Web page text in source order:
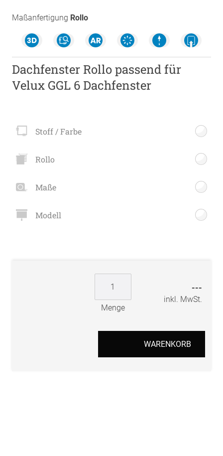
Maßanfertigung Rollo
Dachfenster Rollo passend für
Velux GGL 6 Dachfenster
Stoff / Farbe
Rollo
Maße
Modell
Menge
---
inkl. MwSt.
WARENKORB